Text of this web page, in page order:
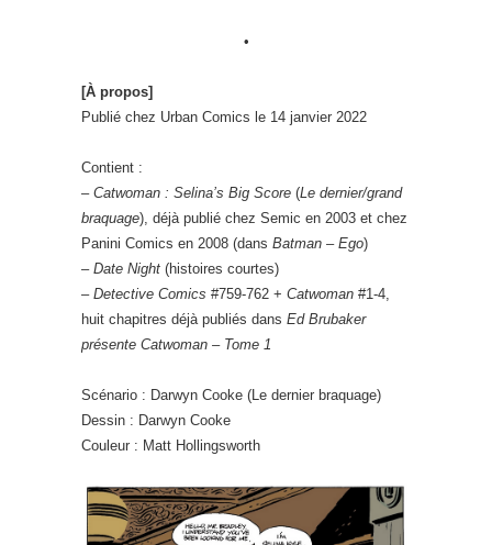
•
[À propos]
Publié chez Urban Comics le 14 janvier 2022
Contient :
– Catwoman : Selina’s Big Score (Le dernier/grand
braquage), déjà publié chez Semic en 2003 et chez
Panini Comics en 2008 (dans Batman – Ego)
– Date Night (histoires courtes)
– Detective Comics #759-762 + Catwoman #1-4,
huit chapitres déjà publiés dans Ed Brubaker
présente Catwoman – Tome 1
Scénario : Darwyn Cooke (Le dernier braquage)
Dessin : Darwyn Cooke
Couleur : Matt Hollingsworth